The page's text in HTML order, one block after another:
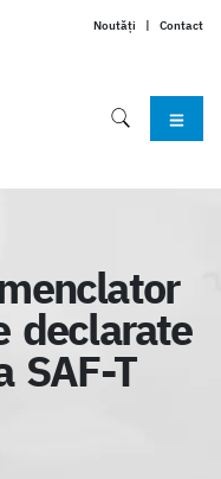
Noutăți | Contact
declarate
SAF-T